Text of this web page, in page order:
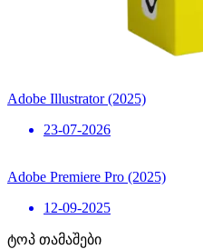
Adobe Illustrator (2025)
23-07-2026
Adobe Premiere Pro (2025)
12-09-2025
ტოპ თამაშები